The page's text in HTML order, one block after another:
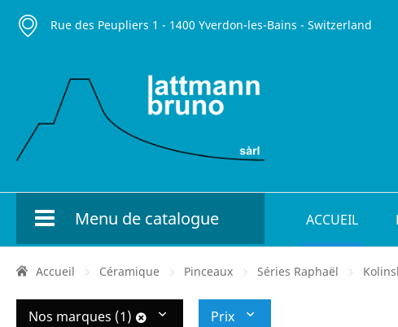
Rue des Peupliers 1 - 1400 Yverdon-les-Bains - Switzerland
Menu de catalogue ACCUEIL
Accueil Céramique Pinceaux Séries Raphaël
Nos marques (1) Prix